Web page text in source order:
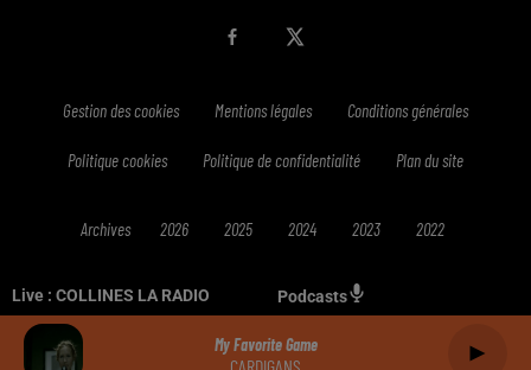
Live : COLLINES LA RADIO Podcasts
My Favorite Game
CARDIGANS
Gestion des cookies Mentions légales Conditions générales
Politique cookies Politique de confidentialité Plan du site
Archives 2026 2025 2024 2023 2022